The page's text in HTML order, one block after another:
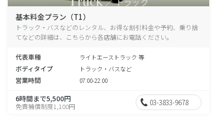
基本料金プラン（T1）
トラック・バスなどのレンタル、お得な割引料金や予約、乗り捨
てなどの詳細は、こちらから各店舗にお電話ください。
代表車種 ライトエーストラック 等
ボディタイプ トラック・バスなど
営業時間 07:00-22:00
6時間まで5,500円
免責補償制度1,100円 03-3833-9678